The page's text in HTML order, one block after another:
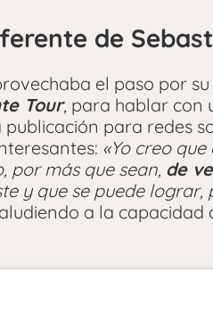
de
el paso por
Tour, para hablar con
publicación para redes
«Yo creo
por más que sean, de
y que se puede
a la